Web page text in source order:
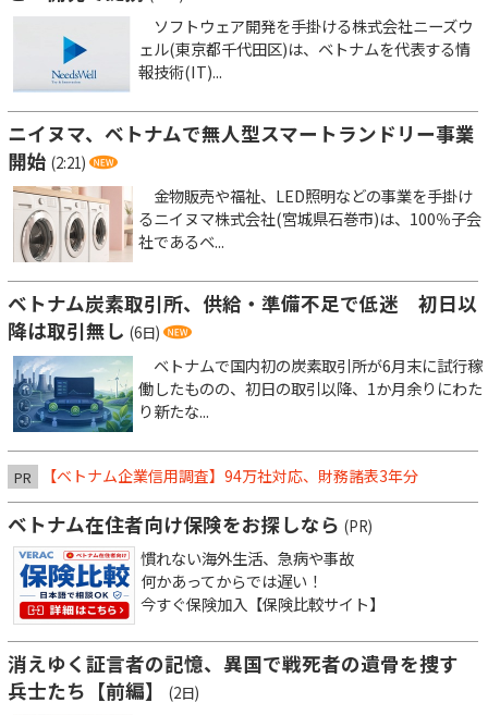
ソフトウェア開発を手掛ける株式会社ニーズウ
ェル(東京都千代田区)は、ベトナムを代表する情
報技術(IT)...
ニイヌマ、ベトナムで無人型スマートランドリー事業
開始 (2:21)
金物販売や福祉、LED照明などの事業を手掛け
るニイヌマ株式会社(宮城県石巻市)は、100％子会
社であるベ...
ベトナム炭素取引所、供給・準備不足で低迷 初日以
降は取引無し (6日)
ベトナムで国内初の炭素取引所が6月末に試行稼
働したものの、初日の取引以降、1か月余りにわた
り新たな...
PR 【ベトナム企業信用調査】94万社対応、財務諸表3年分
ベトナム在住者向け保険をお探しなら (PR)
慣れない海外生活、急病や事故
何かあってからでは遅い！
今すぐ保険加入【保険比較サイト】
消えゆく証言者の記憶、異国で戦死者の遺骨を捜す
兵士たち【前編】
(2日)